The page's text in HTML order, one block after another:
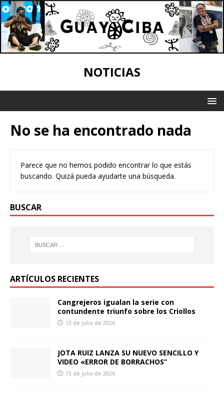
NOTICIAS
No se ha encontrado nada
Parece que no hemos podido encontrar lo que estás
buscando. Quizá pueda ayudarte una búsqueda.
BUSCAR
ARTÍCULOS RECIENTES
Cangrejeros igualan la serie con
contundente triunfo sobre los Criollos
13 de julio de 2026
JOTA RUIZ LANZA SU NUEVO SENCILLO Y
VIDEO «ERROR DE BORRACHOS”
13 de julio de 2026